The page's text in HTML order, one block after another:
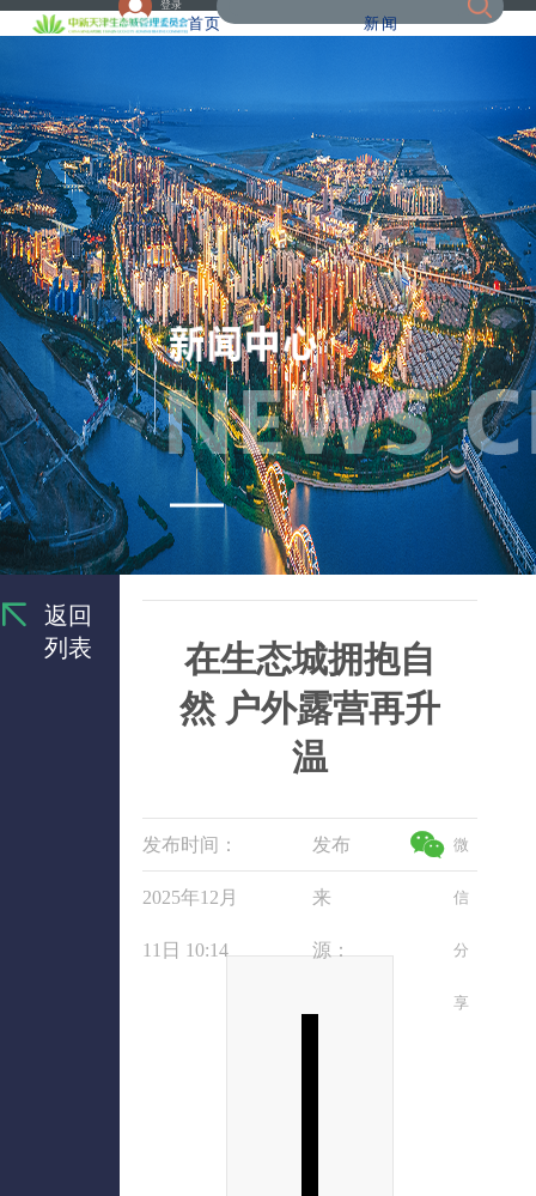
登录
首页 新闻
返回
列表
在生态城拥抱自
然 户外露营再升
温
发布时间：
2025年12月
11日 10:14
发布
来
源：
微
信
分
享